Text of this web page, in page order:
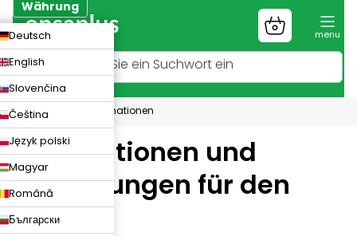
Zum
Inhalt
springen
Währung
Deutsch
English
Slovenčina
Čeština
Język polski
Magyar
Română
Български
Warenkorb
Kundeninformationen
Informationen und
Anweisungen für den
Kunden